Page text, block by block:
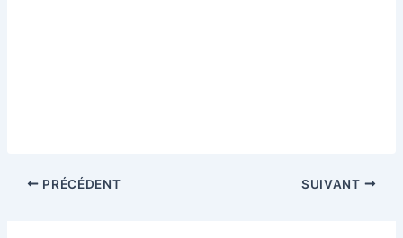
PRÉCÉDENT SUIVANT